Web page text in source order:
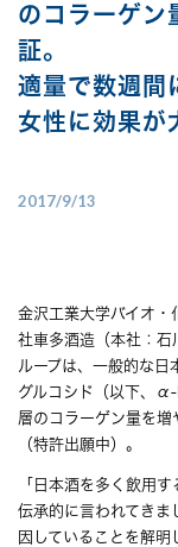
のコラーゲン
証。
適量で数週間
女性に効果が
2017/9/13
金沢工業大学バイオ・
社車多酒造（本社：
ループは、一般的な
グルコシド（以下、
層のコラーゲン量を
（特許出願中）。
「日本酒を多く飲用
伝承的に言われてき
因していることを解